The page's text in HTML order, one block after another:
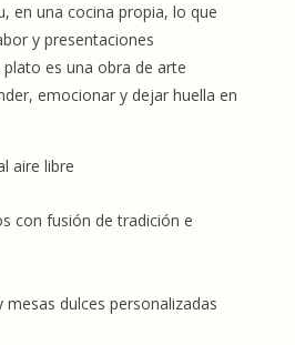
en una cocina propia, lo que
y presentaciones
plato es una obra de arte
emocionar y dejar huella en
aire libre
con fusión de tradición e
mesas dulces personalizadas